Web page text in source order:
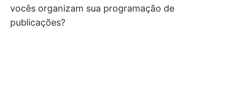
vocês organizam sua programação de
publicações?